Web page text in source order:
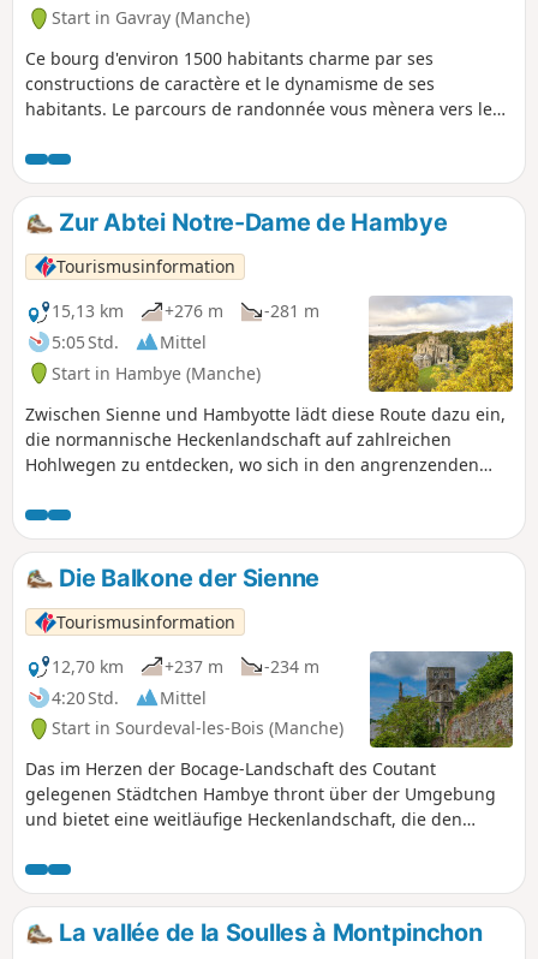
Start in Gavray (Manche)
Ce bourg d'environ 1500 habitants charme par ses
constructions de caractère et le dynamisme de ses
habitants. Le parcours de randonnée vous mènera vers les
la Sienne et la Bérence, qui font le bonheur des
randonneurs comme des pêcheurs de salmonidés.
Zur Abtei Notre-Dame de Hambye
Tourismusinformation
15,13 km
+276 m
-281 m
5:05 Std.
Mittel
Start in Hambye (Manche)
Zwischen Sienne und Hambyotte lädt diese Route dazu ein,
die normannische Heckenlandschaft auf zahlreichen
Hohlwegen zu entdecken, wo sich in den angrenzenden
den Normannen vermischen, der emblematischen Rasse
der Region. Am Ende erwartet Sie die Abtei von Hambye mit
ihrem Kapitelsaal ausdem 13. Jahrhundert.
Die Balkone der Sienne
Tourismusinformation
12,70 km
+237 m
-234 m
4:20 Std.
Mittel
Start in Sourdeval-les-Bois (Manche)
Das im Herzen der Bocage-Landschaft des Coutant
gelegenen Städtchen Hambye thront über der Umgebung
und bietet eine weitläufige Heckenlandschaft, die den
natürlichen Rahmen verleiht und ein wertvolles Zeugnis der
normannischen Tallandschaften darstellt, mit Wiesen –
teilweise Feuchtwiesen im Talgrund – und Waldbeständen
an den Hängen.
La vallée de la Soulles à Montpinchon